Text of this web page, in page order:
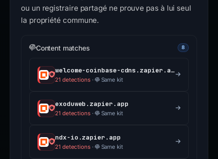
ou un registraire partagé ne prouve pas à lui seul
la propriété commune.
Content matches 8
welcome-coinbase-cdns.zapier.app
21 detections· Same kit
exoduweb.zapier.app
21 detections· Same kit
ndx-io.zapier.app
21 detections· Same kit